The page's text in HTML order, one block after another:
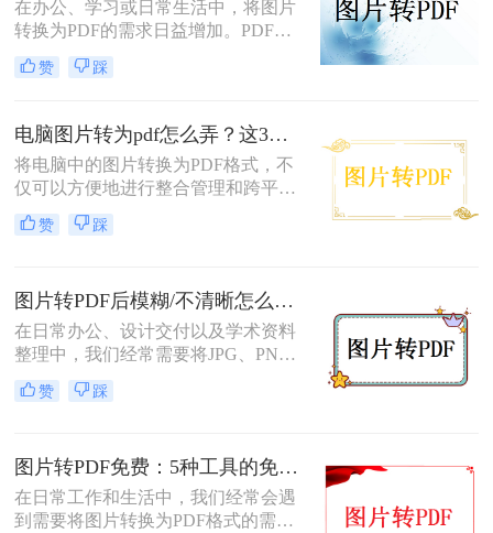
转PDF呢？本文将为您详细介绍几种
在办公、学习或日常生活中，将图片
转换为PDF的需求日益增加。PDF格
式因其跨平台兼容性、可编辑性和安
全性，成为文档分享和存储的首选。
作系统自带工具、专业软件及在线服
务，帮助您高效完成图片到PDF的转
换。
赞 踩
电脑图片转为pdf怎么弄？这3种方法值得尝试！
将电脑中的图片转换为PDF格式，不
仅可以方便地进行整合管理和跨平台
查看，还能有效保护图片的原始质量
和隐私信息。那么电脑图片转为pdf怎
片到PDF的转换。
赞 踩
图片转PDF后模糊/不清晰怎么办？三种有效方法帮你解决！
在日常办公、设计交付以及学术资料
整理中，我们经常需要将JPG、PNG
等格式的图片合并转换为PDF文档。
然而，许多用户都遇到过这样一个令
变得模糊、边缘出现锯齿，甚至无法
进行高质量的打印。面对图片转PDF
后模糊/不清晰怎么办这一难题，很多
赞 踩
图片转PDF免费：5种工具的免费额度、水印和文件限制对比！
在日常工作和生活中，我们经常会遇
到需要将图片转换为PDF格式的需